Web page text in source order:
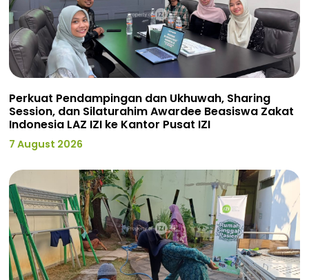
Perkuat Pendampingan dan Ukhuwah, Sharing
Session, dan Silaturahim Awardee Beasiswa Zakat
Indonesia LAZ IZI ke Kantor Pusat IZI
7 August 2026